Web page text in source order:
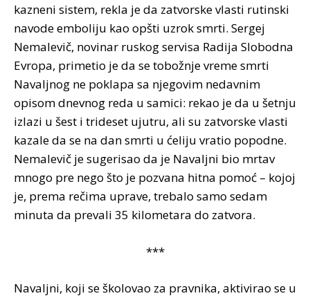
kazneni sistem, rekla je da zatvorske vlasti rutinski
navode emboliju kao opšti uzrok smrti. Sergej
Nemalevič, novinar ruskog servisa Radija Slobodna
Evropa, primetio je da se tobožnje vreme smrti
Navaljnog ne poklapa sa njegovim nedavnim
opisom dnevnog reda u samici: rekao je da u šetnju
izlazi u šest i trideset ujutru, ali su zatvorske vlasti
kazale da se na dan smrti u ćeliju vratio popodne.
Nemalevič je sugerisao da je Navaljni bio mrtav
mnogo pre nego što je pozvana hitna pomoć – kojoj
je, prema rečima uprave, trebalo samo sedam
minuta da prevali 35 kilometara do zatvora.
***
Navaljni, koji se školovao za pravnika, aktivirao se u